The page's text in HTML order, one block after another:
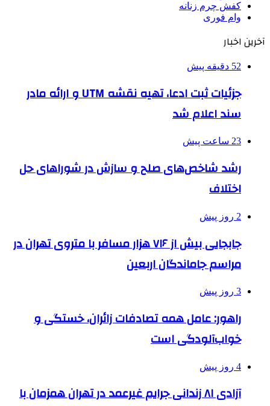
کفش چرم زنانه
وام فوری
آخرین اخبار
52 دقیقه پیش
جزئیات ثبت ادعا، تهیه نقشه UTM و ارائه مادر
سند اعلام شد
23 ساعت پیش
رشد شاخص‌های صلح و سازش در شوراهای حل
اختلاف
2 روز پیش
جابجایی بیش از ۷۱۶ هزار مسافر با متروی تهران در
مراسم جاماندگان اربعین
3 روز پیش
راهور: عامل همه تصادفات زائران، خستگی و
خواب‌آلودگی است
4 روز پیش
آزادی ۸۱ زندانی جرایم غیرعمد در تهران همزمان با